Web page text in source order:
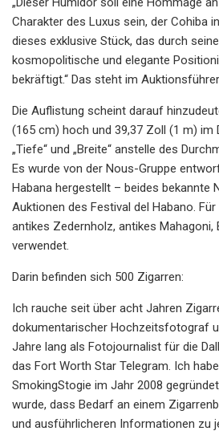
Charakter des Luxus sein, der Cohiba
dieses exklusive Stück, das durch
kosmopolitische und elegante
bekräftigt.“ Das steht im
Die Auflistung scheint darauf
(165 cm) hoch und 39,37 Zoll (1 m) im
„Tiefe“ und „Breite“ anstelle des
Es wurde von der Nous-Gruppe
Habana hergestellt – beides bekannte
Auktionen des Festival del Habano.
antikes Zedernholz, antikes Mahagoni,
verwendet.
Darin befinden sich 500 Zigarren:
Ich rauche seit über acht Jahren
dokumentarischer Hochzeitsfotograf
Jahre lang als Fotojournalist für die
das Fort Worth Star Telegram. Ich
SmokingStogie im Jahr 2008
wurde, dass Bedarf an einem
und ausführlicheren Informationen zu